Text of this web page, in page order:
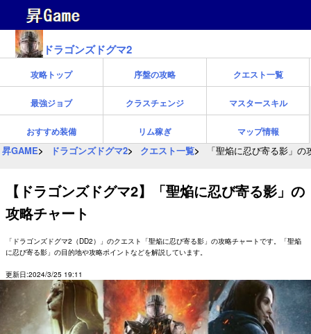
ドラゴンズドグマ2
攻略トップ 序盤の攻略 クエスト一覧
最強ジョブ クラスチェンジ マスタースキル
おすすめ装備 リム稼ぎ マップ情報
昇GAME ドラゴンズドグマ2 クエスト一覧 「聖焔に忍び寄る影」
【ドラゴンズドグマ2】「聖焔に忍び寄る影」の
攻略チャート
「ドラゴンズドグマ2（DD2）」のクエスト「聖焔に忍び寄る影」の攻略チャートです。「聖焔
に忍び寄る影」の目的地や攻略ポイントなどを解説しています。
更新日:2024/3/25 19:11